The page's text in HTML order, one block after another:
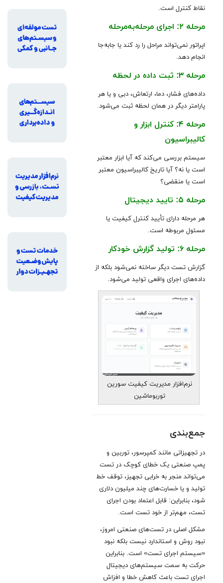
نقاط کنترل است.
مرحله ۲: اجرای مرحله‌به‌مرحله
اپراتور نمی‌تواند مراحل را رد کند یا جابه‌جا
انجام دهد.
مرحله ۳: ثبت داده در لحظه
داده‌های فشار، دما، ارتعاش، دبی و یا هر
پارامتر دیگر در همان لحظه ثبت می‌شود.
مرحله ۴: کنترل ابزار و
کالیبراسیون
سیستم بررسی می‌کند که آیا ابزار معتبر
است یا نه؟ آیا تاریخ کالیبراسیون معتبر
است یا منقضی؟
مرحله ۵: تایید دیجیتال
هر مرحله دارای تأیید کنترل کیفیت یا
مسئول مربوطه است.
مرحله ۶: تولید گزارش خودکار
گزارش تست دیگر ساخته نمی‌شود بلکه از
داده‌های اجرای واقعی تولید می‌شود.
نرم‌افزار مدیریت کیفیت سورین
توربوماشین
جمع‌بندی
در تجهیزاتی مانند کمپرسور، توربین و
پمپ صنعتی یک خطای کوچک در تست
می‌تواند منجر به خرابی تجهیز، توقف خط
تولید و یا خسارت‌های چند میلیون دلاری
شود، بنابراین: قابل اعتماد بودن اجرای
تست، مهم‌تر از خود تست است.
مشکل اصلی در تست‌های صنعتی امروز،
نبود روش و استاندارد نیست بلکه نبود
«سیستم اجرای تست» است. بنابراین
حرکت به سمت سیستم‌های دیجیتال
اجرای تست باعث کاهش خطا و افزاش